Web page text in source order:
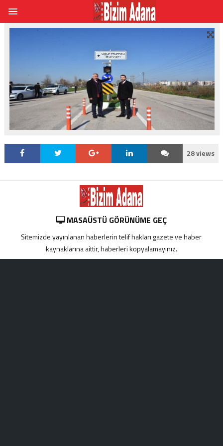
28 views
MASAÜSTÜ GÖRÜNÜME GEÇ
Sitemizde yayınlanan haberlerin telif hakları gazete ve haber
kaynaklarına aittir, haberleri kopyalamayınız.